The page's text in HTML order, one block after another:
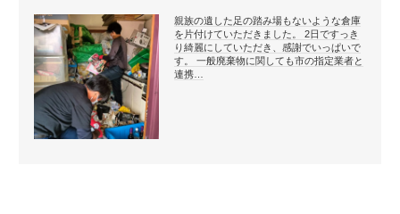
親族の遺した足の踏み場もないような倉庫
を片付けていただきました。 2日ですっき
り綺麗にしていただき、感謝でいっぱいで
す。 一般廃棄物に関しても市の指定業者と
連携…